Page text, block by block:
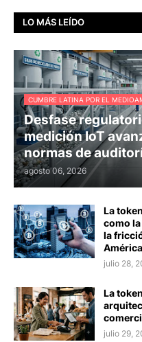
LO MÁS LEÍDO
CUMBRE LATINA POR EL
Desfase
medición IoT
normas de
agosto 06, 2026
La
como
la
julio 28,
La
julio 29,